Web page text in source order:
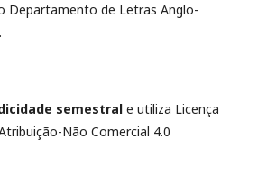
Departamento de Letras Anglo-
semestral e utiliza Licença
Não Comercial 4.0